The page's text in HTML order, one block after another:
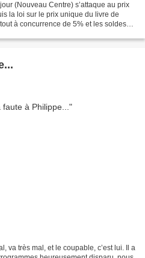
(Nouveau Centre) s’attaque au prix
la loi sur le prix unique du livre de
à concurrence de 5% et les soldes
va très mal, et le coupable, c’est lui. Il a